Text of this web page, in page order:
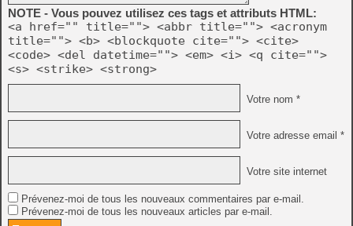
NOTE - Vous pouvez utilisez ces tags et attributs HTML:
<a href="" title=""> <abbr title=""> <acronym
title=""> <b> <blockquote cite=""> <cite>
<code> <del datetime=""> <em> <i> <q cite="">
<s> <strike> <strong>
Votre nom *
Votre adresse email *
Votre site internet
Prévenez-moi de tous les nouveaux commentaires par e-mail.
Prévenez-moi de tous les nouveaux articles par e-mail.